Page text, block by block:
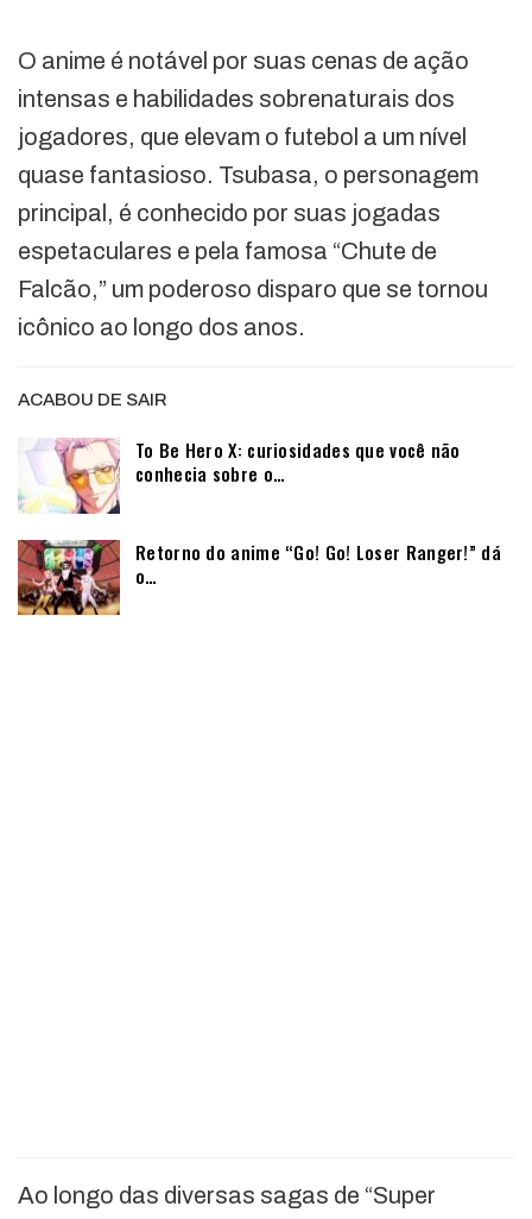
O anime é notável por suas cenas de ação
intensas e habilidades sobrenaturais dos
jogadores, que elevam o futebol a um nível
quase fantasioso. Tsubasa, o personagem
principal, é conhecido por suas jogadas
espetaculares e pela famosa “Chute de
Falcão,” um poderoso disparo que se tornou
icônico ao longo dos anos.
ACABOU DE SAIR
To Be Hero X: curiosidades que você não
conhecia sobre o…
Retorno do anime “Go! Go! Loser Ranger!” dá
o…
Ao longo das diversas sagas de “Super